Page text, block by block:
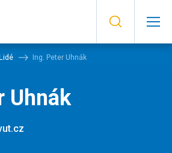
Ing. Peter Uhnák
Uhnák